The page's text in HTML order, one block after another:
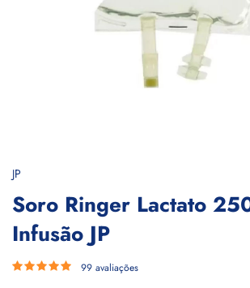
JP
Soro Ringer Lactato
Infusão JP
99 avaliações